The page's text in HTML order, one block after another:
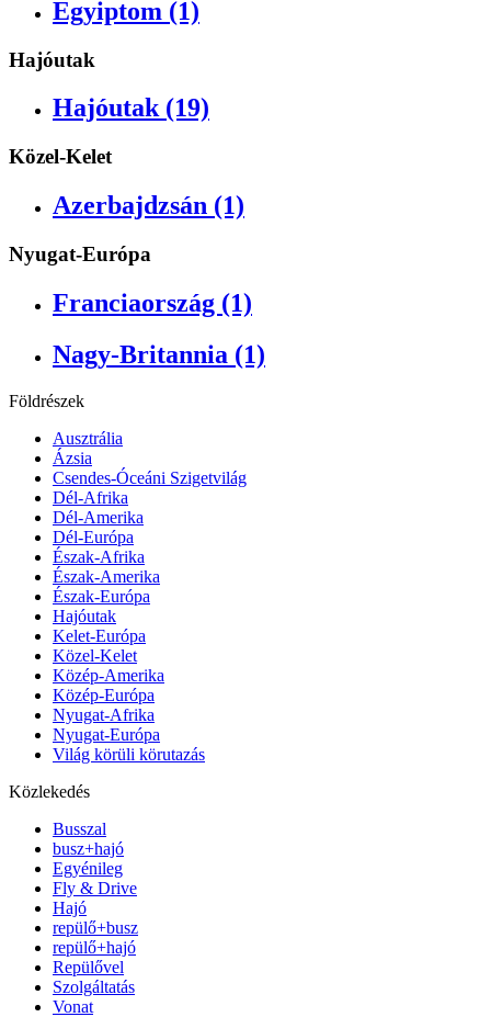
Egyiptom (1)
Hajóutak
Hajóutak (19)
Közel-Kelet
Azerbajdzsán (1)
Nyugat-Európa
Franciaország (1)
Nagy-Britannia (1)
Földrészek
Ausztrália
Ázsia
Csendes-Óceáni Szigetvilág
Dél-Afrika
Dél-Amerika
Dél-Európa
Észak-Afrika
Észak-Amerika
Észak-Európa
Hajóutak
Kelet-Európa
Közel-Kelet
Közép-Amerika
Közép-Európa
Nyugat-Afrika
Nyugat-Európa
Világ körüli körutazás
Közlekedés
Busszal
busz+hajó
Egyénileg
Fly & Drive
Hajó
repülő+busz
repülő+hajó
Repülővel
Szolgáltatás
Vonat